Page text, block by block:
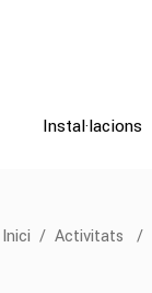
Instal·lacions
Inici / Activitats /